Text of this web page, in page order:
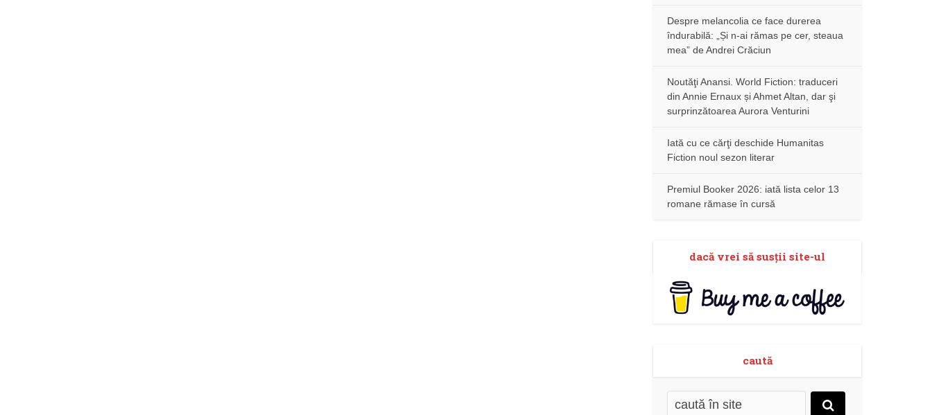
Despre melancolia ce face durerea
îndurabilă: „Și n-ai rămas pe cer, steaua
mea” de Andrei Crăciun
Noutăţi Anansi. World Fiction: traduceri
din Annie Ernaux și Ahmet Altan, dar şi
surprinzătoarea Aurora Venturini
Iată cu ce cărţi deschide Humanitas
Fiction noul sezon literar
Premiul Booker 2026: iată lista celor 13
romane rămase în cursă
dacă vrei să susţii site-ul
caută